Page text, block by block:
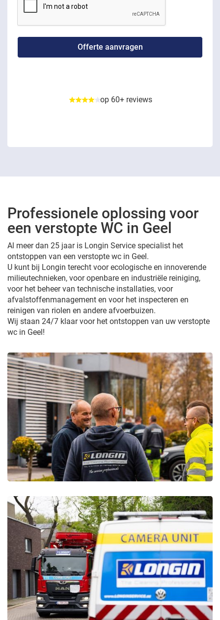
op 60+ reviews
Professionele oplossing voor
een verstopte WC in Geel
Al meer dan 25 jaar is Longin Service specialist het
ontstoppen van een verstopte wc in Geel.
U kunt bij Longin terecht voor ecologische en innoverende
milieutechnieken, voor openbare en industriële reiniging,
voor het beheer van technische installaties, voor
afvalstoffenmanagement en voor het inspecteren en
reinigen van riolen en andere afvoerbuizen.
Wij staan 24/7 klaar voor het ontstoppen van uw verstopte
wc in Geel!